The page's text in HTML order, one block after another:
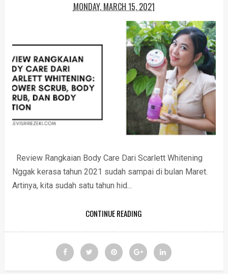
MONDAY, MARCH 15, 2021
Review Rangkaian Body Care Dari Scarlett Whitening
Nggak kerasa tahun 2021 sudah sampai di bulan Maret.
Artinya, kita sudah satu tahun hid...
CONTINUE READING